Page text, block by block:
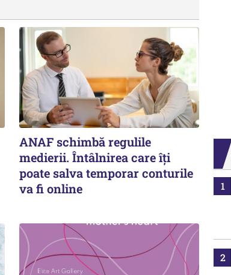
ANAF schimbă regulile
medierii. Întâlnirea care îți
poate salva temporar conturile
va fi online